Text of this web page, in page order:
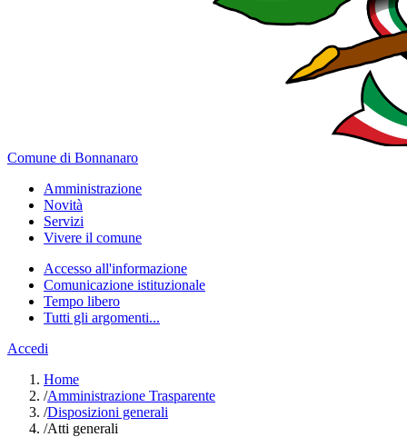
Comune di Bonnanaro
Amministrazione
Novità
Servizi
Vivere il comune
Accesso all'informazione
Comunicazione istituzionale
Tempo libero
Tutti gli argomenti...
Accedi
Home
/Amministrazione Trasparente
/Disposizioni generali
/Atti generali